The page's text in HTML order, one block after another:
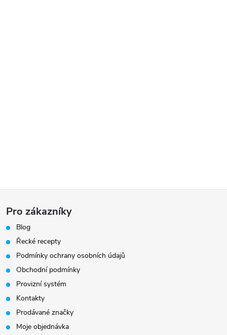
Z
á
p
a
t
Pro zákazníky
Blog
Řecké recepty
Podmínky ochrany osobních údajů
Obchodní podmínky
Provizní systém
Kontakty
Prodávané značky
Moje objednávka